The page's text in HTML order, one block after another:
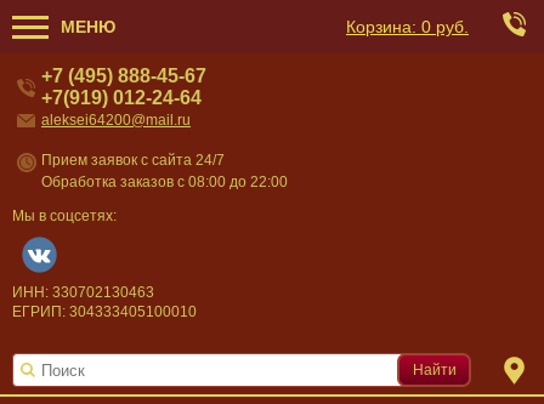
МЕНЮ Корзина: 0 руб.
+7 (495) 888-45-67
+7(919) 012-24-64
aleksei64200@mail.ru
Прием заявок с сайта 24/7
Обработка заказов с 08:00 до 22:00
Мы в соцсетях:
ИНН: 330702130463
ЕГРИП: 304333405100010
Найти